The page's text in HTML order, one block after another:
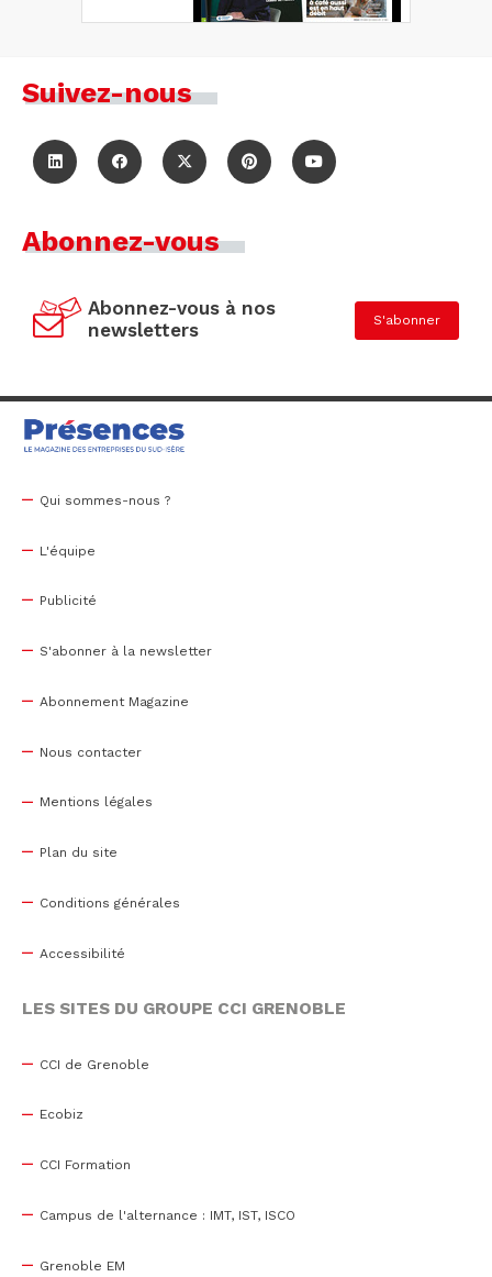
Suivez-nous
Abonnez-vous
Abonnez-vous à nos
newsletters
S'abonner
Qui sommes-nous ?
L'équipe
Publicité
S'abonner à la newsletter
Abonnement Magazine
Nous contacter
Mentions légales
Plan du site
Conditions générales
Accessibilité
LES SITES DU GROUPE CCI GRENOBLE
CCI de Grenoble
Ecobiz
CCI Formation
Campus de l'alternance : IMT, IST, ISCO
Grenoble EM